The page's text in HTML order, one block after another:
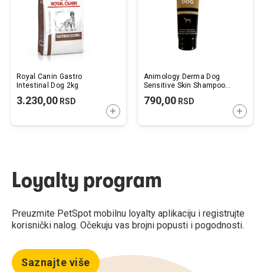
Royal Canin Gastro
Intestinal Dog 2kg
3.230,00 RSD
DODAJTE U KORPU
Animology Derma Dog
Sensitive Skin Shampoo
790,00RSD
Loyalty program
Preuzmite PetSpot mobilnu loyalty aplikaciju i registrujte
korisnički nalog. Očekuju vas brojni popusti i pogodnosti.
Saznajte više